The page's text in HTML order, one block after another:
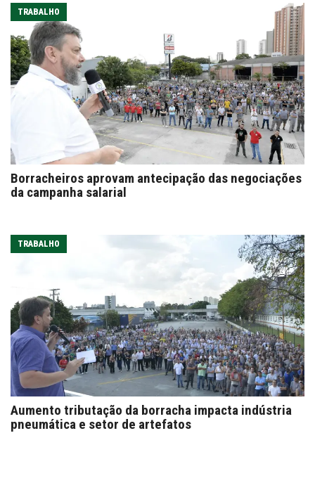
TRABALHO
Borracheiros aprovam antecipação das negociações
da campanha salarial
TRABALHO
Aumento tributação da borracha impacta indústria
pneumática e setor de artefatos